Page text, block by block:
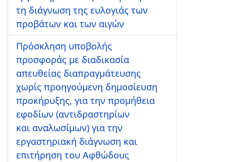
τη διάγνωση της ευλογιάς των
προβάτων και των αιγών
Πρόσκληση υποβολής
προσφοράς με διαδικασία
απευθείας διαπραγμάτευσης
χωρίς προηγούμενη δημοσίευση
προκήρυξης, για την προμήθεια
εφοδίων (αντιδραστηρίων
και αναλωσίμων) για την
εργαστηριακή διάγνωση και
επιτήρηση του Αφθώδους